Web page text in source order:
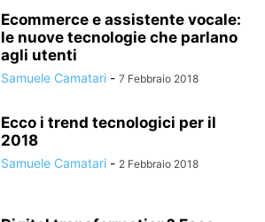
Ecommerce e assistente vocale:
le nuove tecnologie che parlano
agli utenti
Samuele Camatari - 7 Febbraio 2018
Ecco i trend tecnologici per il
2018
Samuele Camatari - 2 Febbraio 2018